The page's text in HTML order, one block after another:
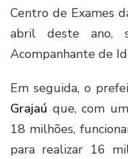
Centro de Exames
abril deste ano,
Acompanhante de
Em seguida, o
Grajaú que, com
18 milhões,
para realizar 16